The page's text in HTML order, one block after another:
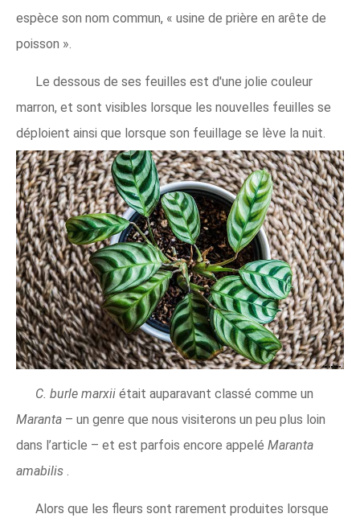
espèce son nom commun, « usine de prière en arête de
poisson ».
Le dessous de ses feuilles est d'une jolie couleur
marron, et sont visibles lorsque les nouvelles feuilles se
déploient ainsi que lorsque son feuillage se lève la nuit.
C. burle marxii était auparavant classé comme un
Maranta – un genre que nous visiterons un peu plus loin
dans l’article – et est parfois encore appelé Maranta
amabilis
Alors que les fleurs sont rarement produites lorsque